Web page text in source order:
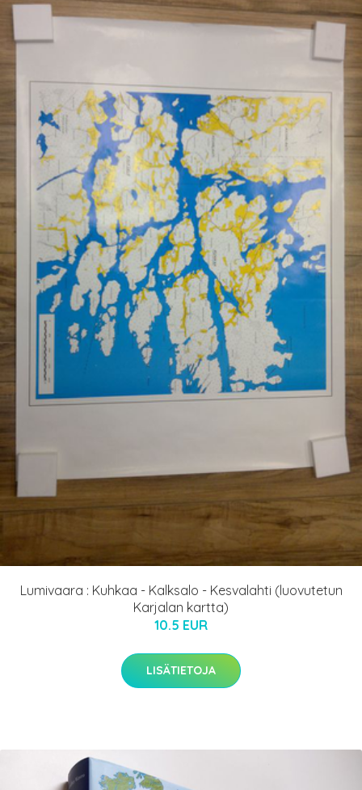
Lumivaara : Kuhkaa - Kalksalo - Kesvalahti (luovutetun
Karjalan kartta)
10.5 EUR
LISÄTIETOJA